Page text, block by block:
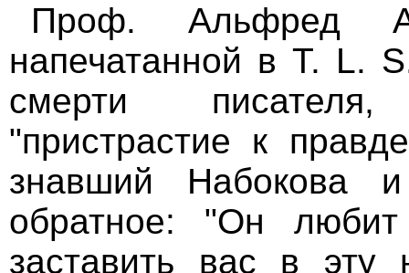
Проф. Альфред
напечатанной в Т. L.
смерти
"пристрастие к
знавший Набокова
обратное: "Он
заставить вас в эту